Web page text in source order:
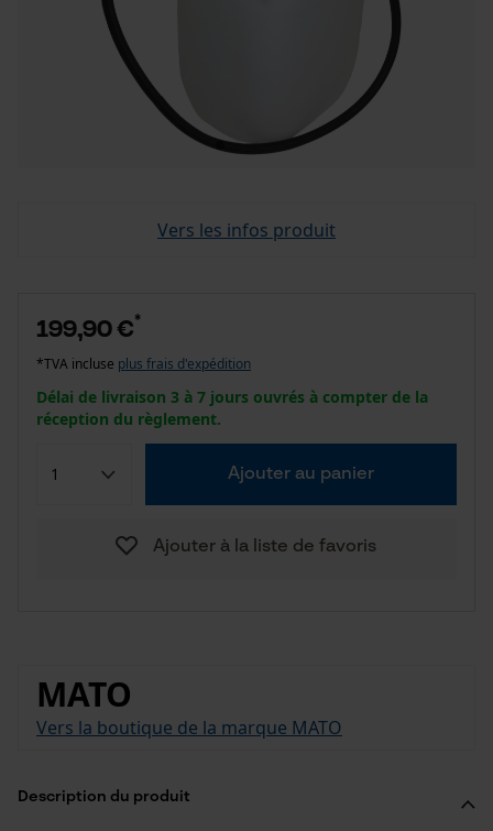
Vers les infos produit
199,90 €*
*TVA incluse plus frais d'expédition
Délai de livraison 3 à 7 jours ouvrés à compter de la
réception du règlement.
Ajouter au panier
Ajouter à la liste de favoris
MATO
Vers la boutique de la marque MATO
Description du produit